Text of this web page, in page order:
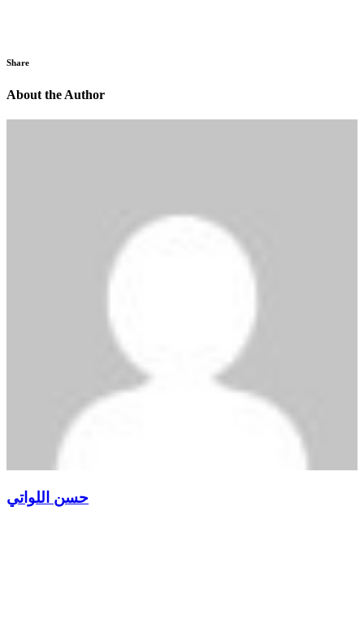
Share
About the Author
حسن اللواتي